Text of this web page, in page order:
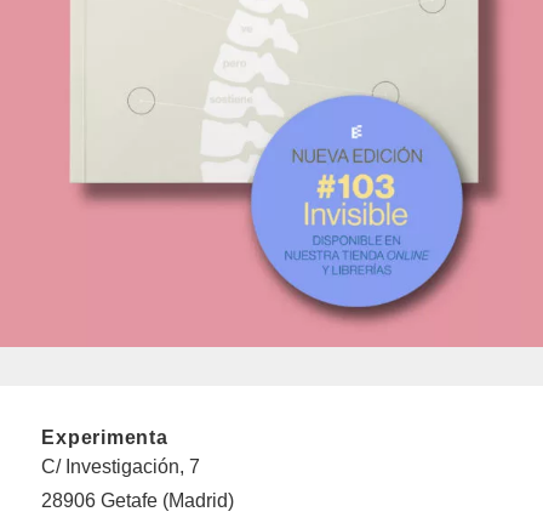
Experimenta
C/ Investigación, 7
28906 Getafe (Madrid)